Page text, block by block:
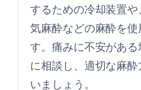
するための冷却装置
気麻酔などの麻酔を
す。痛みに不安があ
に相談し、適切な麻
いましょう。